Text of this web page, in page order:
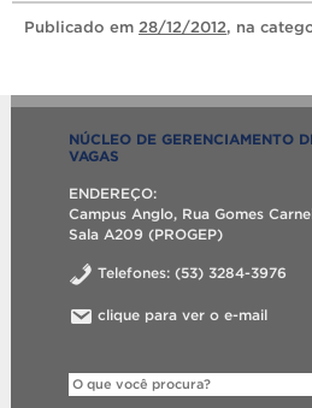
Publicado em 28/12/2012, na
NÚCLEO DE GERENCIAMENTO
VAGAS
ENDEREÇO:
Campus Anglo, Rua Gomes
Sala A209 (PROGEP)
Telefones: (53) 3284-3976
clique para ver o e-mail